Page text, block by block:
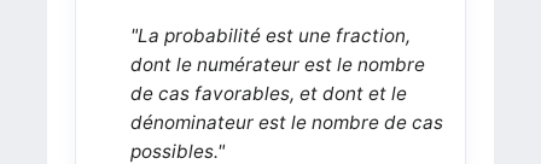
"La probabilité est une fraction,
dont le numérateur est le nombre
de cas favorables, et dont et le
dénominateur est le nombre de cas
possibles."